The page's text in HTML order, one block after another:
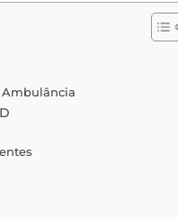
Ambulância